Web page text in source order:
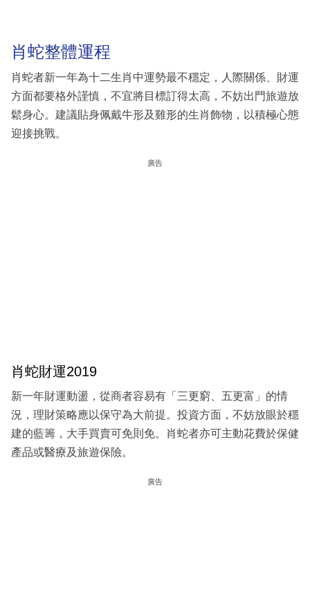
肖蛇整體運程
肖蛇者新一年為十二生肖中運勢最不穩定，人際關係、財運
方面都要格外謹慎，不宜將目標訂得太高，不妨出門旅遊放
鬆身心。建議貼身佩戴牛形及雞形的生肖飾物，以積極心態
迎接挑戰。
廣告
肖蛇財運2019
新一年財運動盪，從商者容易有「三更窮、五更富」的情
況，理財策略應以保守為大前提。投資方面，不妨放眼於穩
建的藍籌，大手買賣可免則免。肖蛇者亦可主動花費於保健
產品或醫療及旅遊保險。
廣告